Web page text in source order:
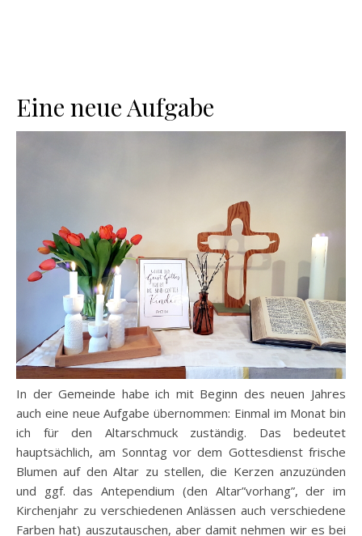
Eine neue Aufgabe
In der Gemeinde habe ich mit Beginn des neuen Jahres
auch eine neue Aufgabe übernommen: Einmal im Monat bin
ich für den Altarschmuck zuständig. Das bedeutet
hauptsächlich, am Sonntag vor dem Gottesdienst frische
Blumen auf den Altar zu stellen, die Kerzen anzuzünden
und ggf. das Antependium (den Altar”vorhang”, der im
Kirchenjahr zu verschiedenen Anlässen auch verschiedene
Farben hat) auszutauschen, aber damit nehmen wir es bei